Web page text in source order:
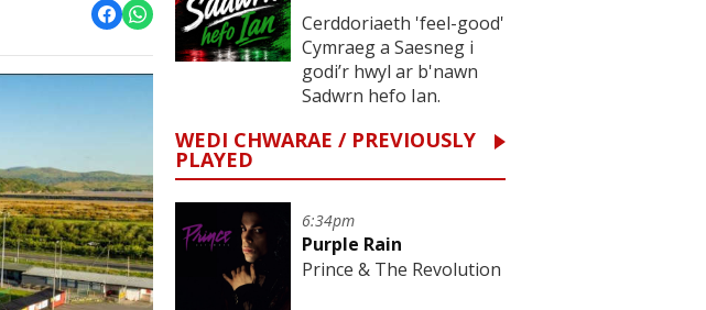
Cerddoriaeth 'feel-good'
Cymraeg a Saesneg i
godi’r hwyl ar b'nawn
Sadwrn hefo Ian.
WEDI CHWARAE / PREVIOUSLY
PLAYED
6:34pm
Purple Rain
Prince & The Revolution